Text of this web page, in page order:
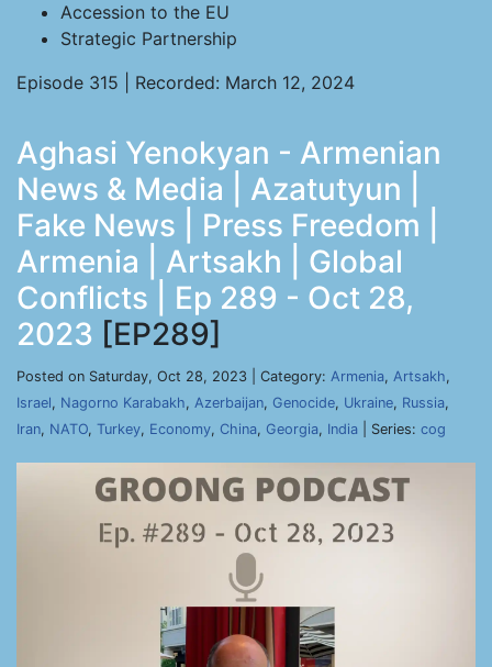
Accession to the EU
Strategic Partnership
Episode 315 | Recorded: March 12, 2024
Aghasi Yenokyan - Armenian
News & Media | Azatutyun |
Fake News | Press Freedom |
Armenia | Artsakh | Global
Conflicts | Ep 289 - Oct 28,
2023 [EP289]
Posted on Saturday, Oct 28, 2023 | Category: Armenia, Artsakh,
Israel, Nagorno Karabakh, Azerbaijan, Genocide, Ukraine, Russia,
Iran, NATO, Turkey, Economy, China, Georgia, India | Series: cog